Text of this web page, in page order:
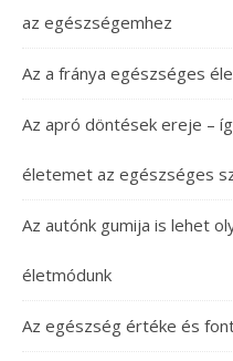
az egészségemhez
Az a fránya egészséges
Az apró döntések ereje –
életemet az egészséges
Az autónk gumija is lehet
életmódunk
Az egészség értéke és